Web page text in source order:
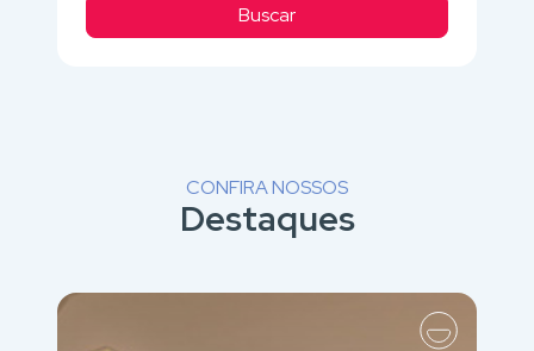
Buscar
CONFIRA NOSSOS
Destaques